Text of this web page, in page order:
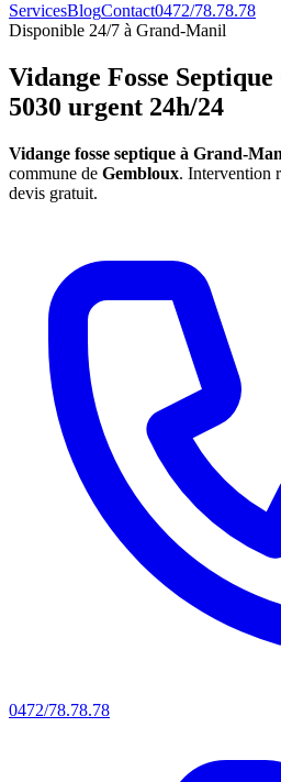
ServicesBlogContact0472/78.78.78
Disponible 24/7 à Grand-Manil
Vidange Fosse
5030 urgent 24h/24
Vidange fosse septique à Grand-
commune de Gembloux. Intervention
devis gratuit.
0472/78.78.78